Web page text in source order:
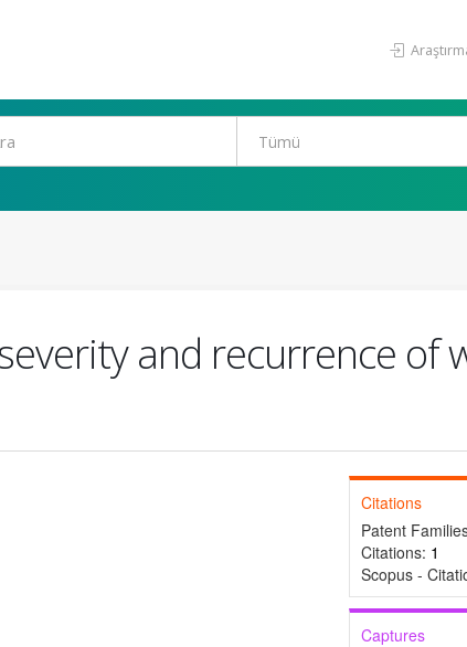
and recurrence of
Citations
Patent
Citations: 1
Scopus -
Captures